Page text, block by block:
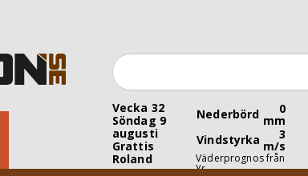
Vecka 32
Söndag 9
augusti
Grattis
Roland
Nederbörd 0
mm
Vindstyrka
3
m/s
Väderprognos från
Yr